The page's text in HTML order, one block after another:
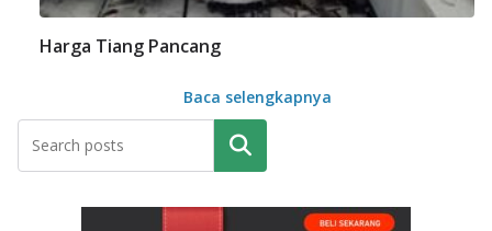
Harga Tiang Pancang
Baca selengkapnya
Pencarian